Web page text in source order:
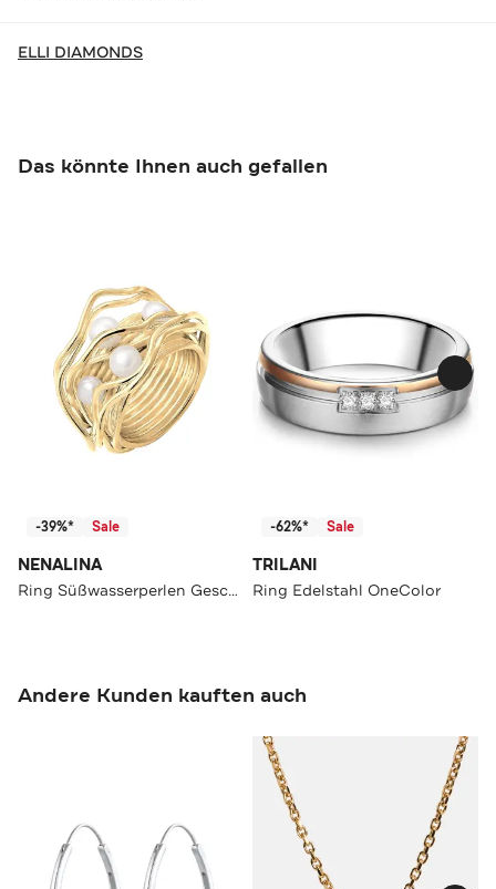
ELLI DIAMONDS
Das könnte Ihnen auch gefallen
-39%* Sale
NENALINA
Ring Süßwasserperlen Geschwungen Gedreht 925 Silber Gold
-62%* Sale
TRILANI
Ring Edelstahl OneColor
Andere Kunden kauften auch